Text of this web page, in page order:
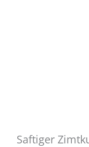
Saftiger